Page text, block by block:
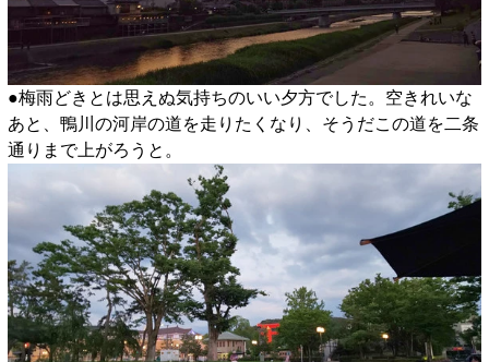
●梅雨どきとは思えぬ気持ちのいい夕方でした。空きれいな
あと、鴨川の河岸の道を走りたくなり、そうだこの道を二条
通りまで上がろうと。